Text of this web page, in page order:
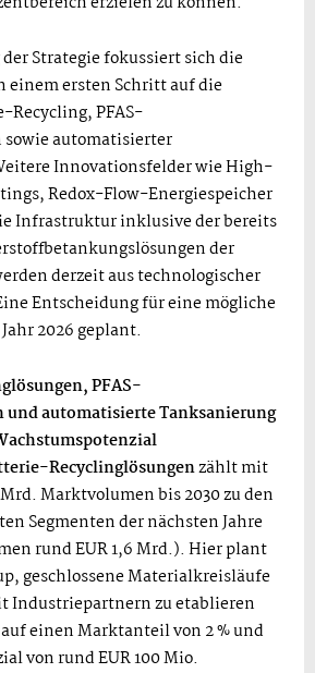
Strategie fokussiert sich die
einem ersten Schritt auf die
PFAS-
automatisierter
Innovationsfelder wie High-
Redox-Flow-Energiespeicher
Infrastruktur inklusive der bereits
der
derzeit aus technologischer
Entscheidung für eine mögliche
2026 geplant.
PFAS-
automatisierte Tanksanierung
Recyclinglösungenzählt mit
Marktvolumen bis 2030 zu den
Segmenten der nächsten Jahre
rund EUR 1,6 Mrd.). Hier plant
geschlossene Materialkreisläufe
Industriepartnern zu etablieren
einen Marktanteil von 2 % und
von rund EUR 100 Mio.